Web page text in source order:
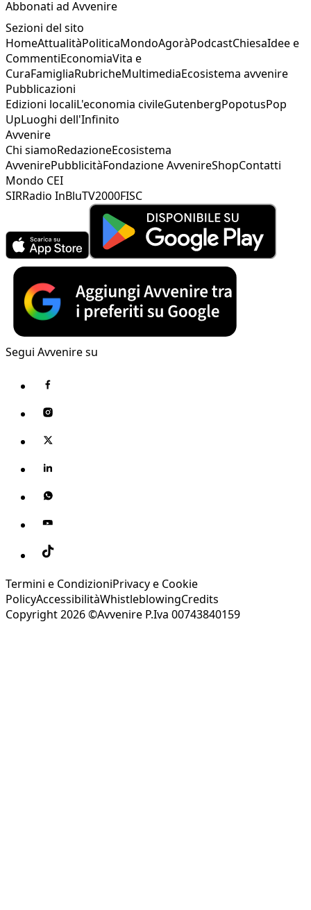
Abbonati ad Avvenire
Sezioni del sito
HomeAttualitàPoliticaMondoAgoràPodcastChiesaIdee e
CommentiEconomiaVita e
CuraFamigliaRubricheMultimediaEcosistema avvenire
Pubblicazioni
Edizioni localiL'economia civileGutenbergPopotusPop
UpLuoghi dell'Infinito
Avvenire
Chi siamoRedazioneEcosistema
AvvenirePubblicitàFondazione AvvenireShopContatti
Mondo CEI
SIRRadio InBluTV2000FISC
Segui Avvenire su
Termini e CondizioniPrivacy e Cookie
PolicyAccessibilitàWhistleblowingCredits
Copyright 2026 ©Avvenire P.Iva 00743840159